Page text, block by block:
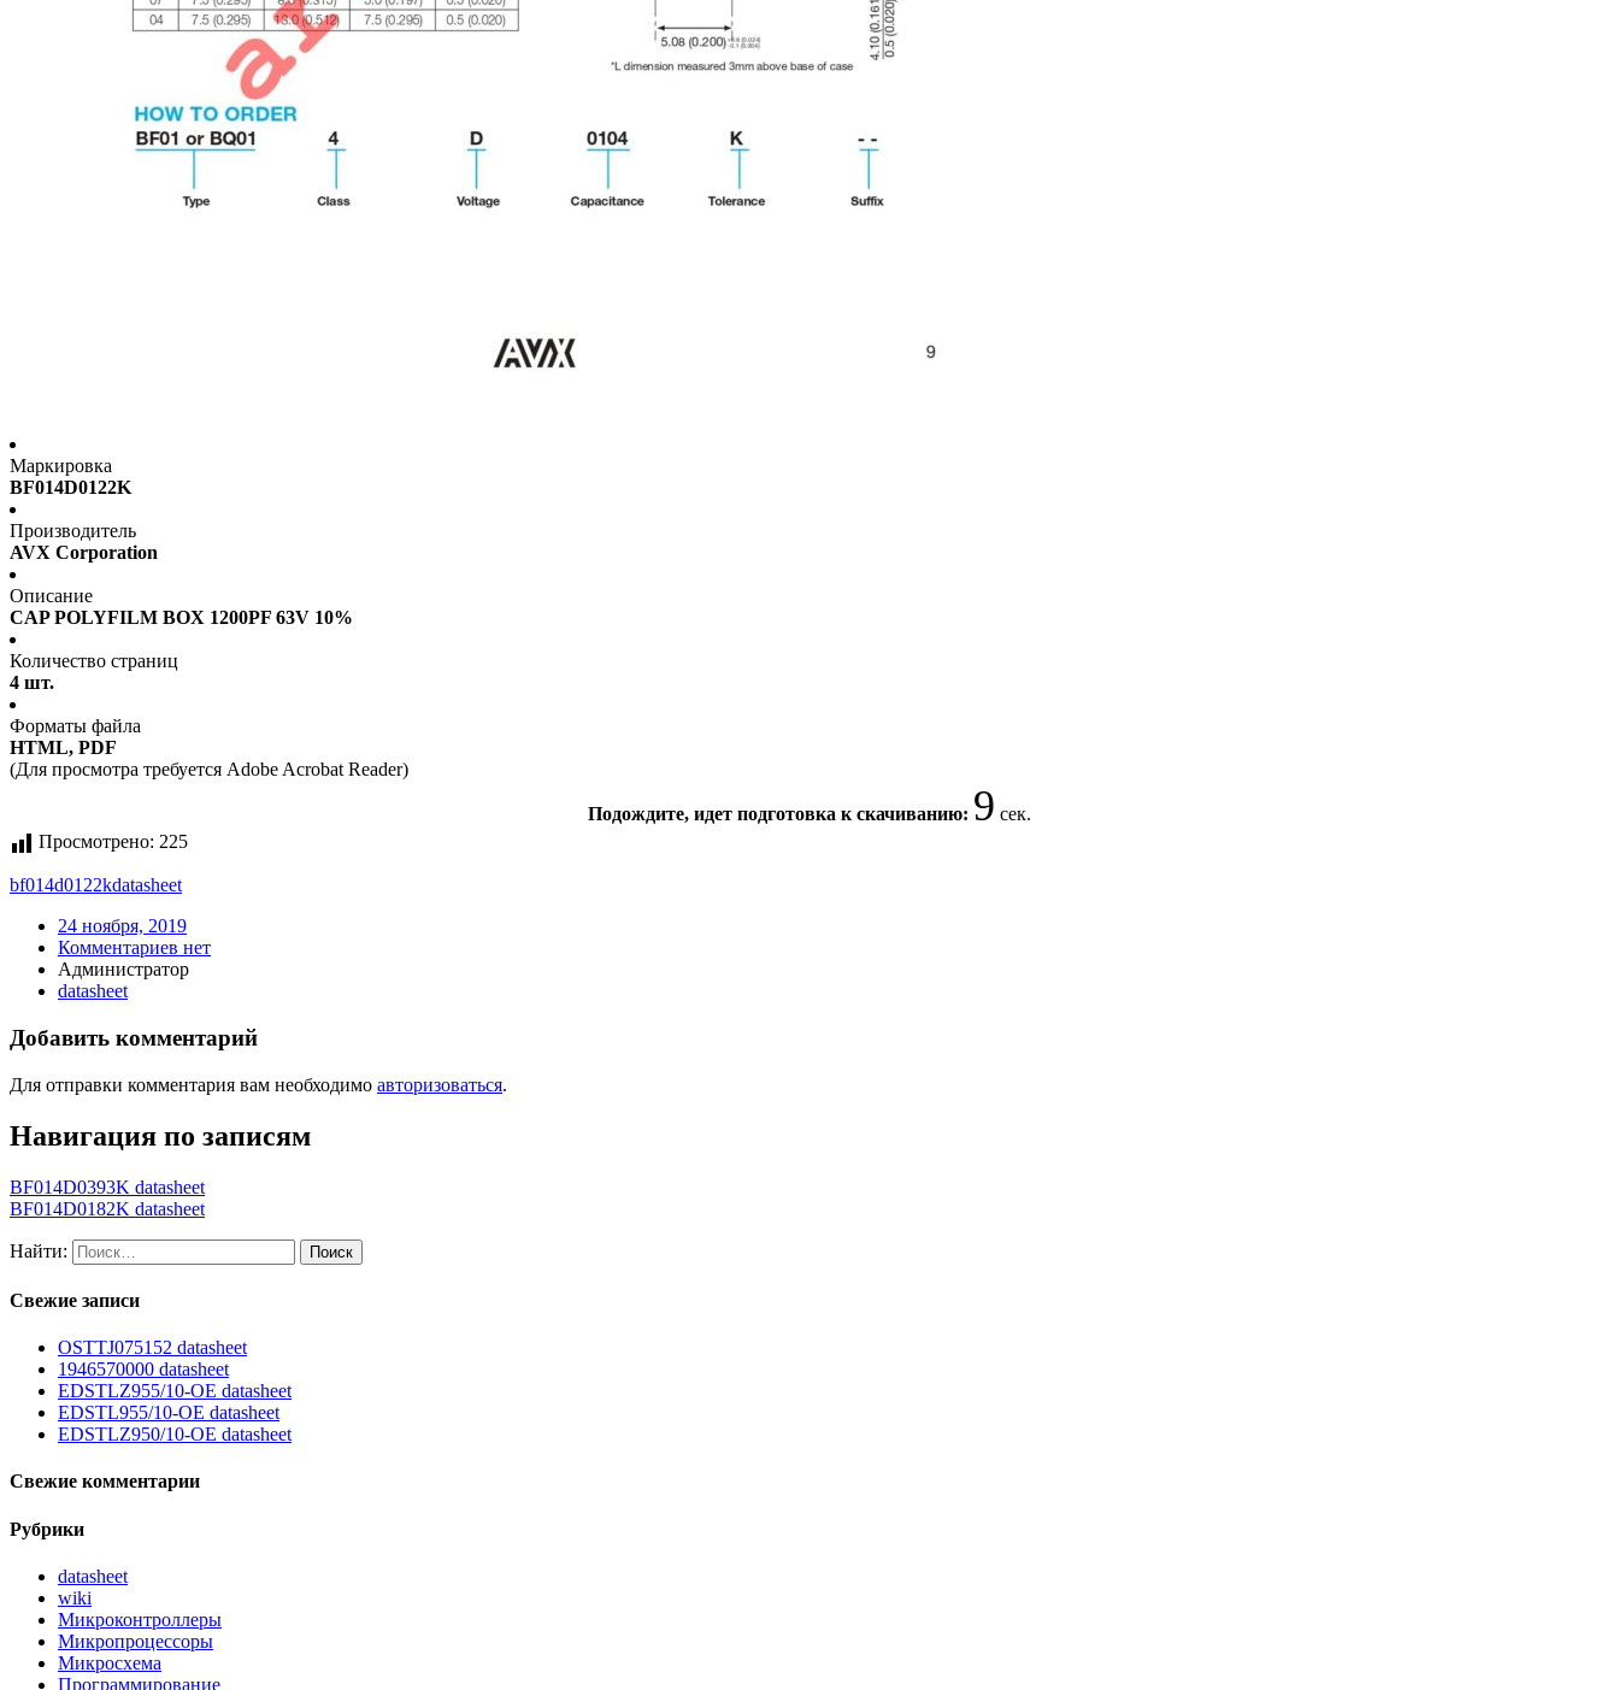
Маркировка
BF014D0122K
Производитель
AVX Corporation
Описание
CAP POLYFILM BOX 1200PF 63V 10%
Количество страниц
4 шт.
Форматы файла
HTML, PDF
(Для просмотра требуется Adobe Acrobat Reader)
Подождите, идет подготовка к скачиванию: 8 сек.
Просмотрено: 225
bf014d0122kdatasheet
24 ноября, 2019
Комментариев нет
Администратор
datasheet
Добавить комментарий
Для отправки комментария вам необходимо авторизоваться.
Навигация по записям
BF014D0393K datasheet
BF014D0182K datasheet
Найти:
Свежие записи
OSTTJ075152 datasheet
1946570000 datasheet
EDSTLZ955/10-OE datasheet
EDSTL955/10-OE datasheet
EDSTLZ950/10-OE datasheet
Свежие комментарии
Рубрики
datasheet
wiki
Микроконтроллеры
Микропроцессоры
Микросхема
Программирование